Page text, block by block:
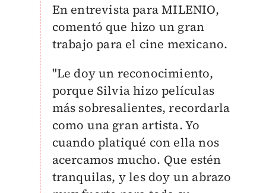
En entrevista para MILENIO,
comentó que hizo un gran
trabajo para el cine mexicano.
"Le doy un reconocimiento,
porque Silvia hizo películas
más sobresalientes, recordarla
como una gran artista. Yo
cuando platiqué con ella nos
acercamos mucho. Que estén
tranquilas, y les doy un abrazo